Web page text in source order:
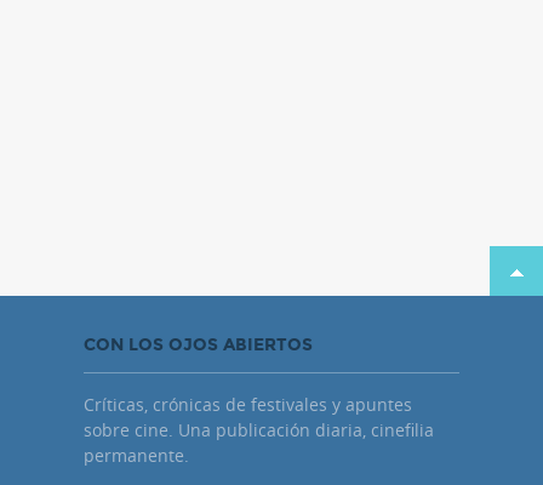
CON LOS OJOS ABIERTOS
Críticas, crónicas de festivales y apuntes
sobre cine. Una publicación diaria, cinefilia
permanente.